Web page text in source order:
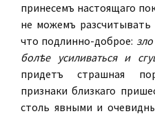
принесемъ настоящаго
не можемъ
что подлинно-доброе:
болѣе усиливаться и
придетъ страшная
признаки близкаго
столь явными и